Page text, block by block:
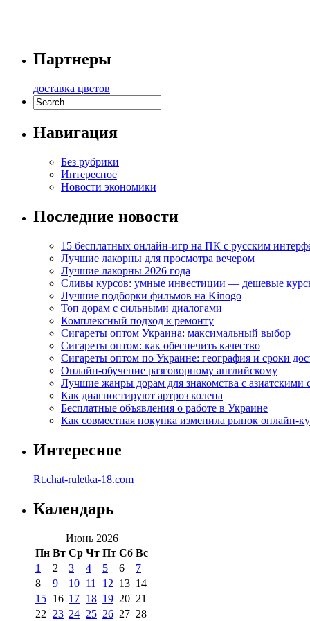
Партнеры
доставка цветов
Навигация
Без рубрики
Интересное
Новости экономики
Последние новости
15 бесплатных онлайн-игр на ПК с русским
Лучшие лакорны для просмотра вечером
Лучшие лакорны 2026 года
Сливы курсов: умные инвестиции — дешевые
Лучшие подборки фильмов на Kinogo
Топ дорам с сильными диалогами
Комплексный подход к ремонту
Сигареты оптом Украина: максимальный выбор
Сигареты оптом: как обеспечить качество
Сигареты оптом по Украине: география и сроки
Онлайн-обучение разговорному английскому
Лучшие жанры дорам для знакомства с азиатскими
Как диагностируют артроз колена
Бесплатные объявления о работе в Украине
Как совместная покупка изменила рынок онлайн-
Интересное
Rt.chat-ruletka-18.com
Календарь
Июнь 2026
Пн Вт Ср Чт Пт Сб Вс
1
2 3 4 5 6
7
8
9 10 11 12 13 14
15 16 17 18 19 20 21
22
23 24 25 26 27 28